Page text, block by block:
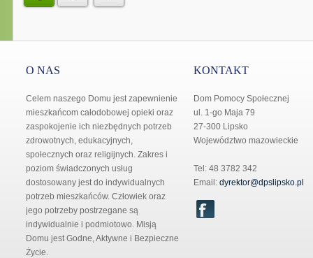
O NAS
Celem naszego Domu jest zapewnienie
mieszkańcom całodobowej opieki oraz
zaspokojenie ich niezbędnych potrzeb
zdrowotnych, edukacyjnych,
społecznych oraz religijnych. Zakres i
poziom świadczonych usług
dostosowany jest do indywidualnych
potrzeb mieszkańców. Człowiek oraz
jego potrzeby postrzegane są
indywidualnie i podmiotowo. Misją
Domu jest Godne, Aktywne i Bezpieczne
Życie.
KONTAKT
Dom Pomocy Społecznej
ul. 1-go Maja 79
27-300 Lipsko
Województwo mazowieckie
Tel: 48 3782 342
Email: dyrektor@dpslipsko.pl